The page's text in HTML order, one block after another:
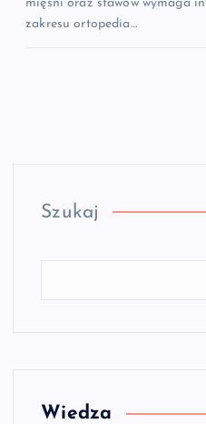
mięśni oraz stawów wymaga
zakresu ortopedia…
Szukaj
Wiedza